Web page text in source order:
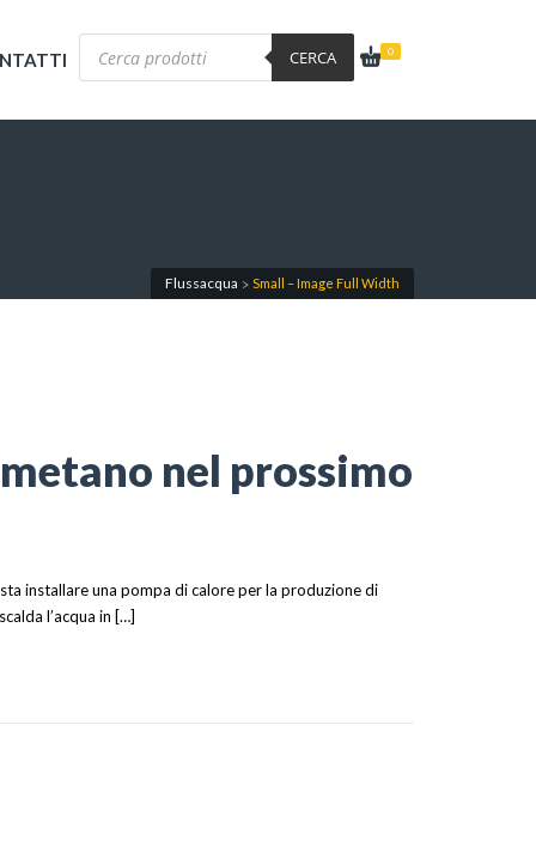
0
Products
search CERCA
Flussacqua > Small – Image Full Width
nel prossimo
installare una pompa di calore per la produzione di
l’acqua in […]